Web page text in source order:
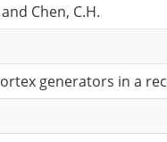
Chen, C.H.
generators in a